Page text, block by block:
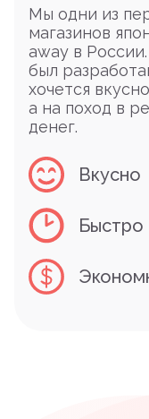
Мы одни из
магазинов
away в
был
хочется
а на поход в
денег.
Вкусно
Быстро